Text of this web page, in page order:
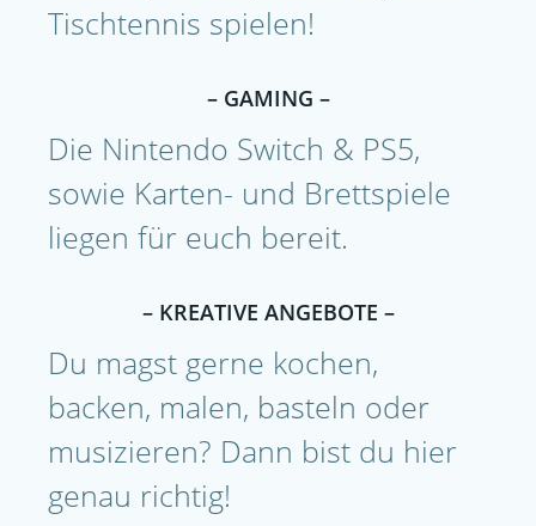
Tischtennis spielen!
– GAMING –
Die Nintendo Switch & PS5,
sowie Karten- und Brettspiele
liegen für euch bereit.
– KREATIVE ANGEBOTE –
Du magst gerne kochen,
backen, malen, basteln oder
musizieren? Dann bist du hier
genau richtig!